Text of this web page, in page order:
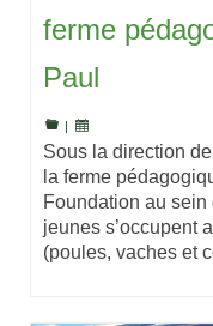
ferme
Paul
Sous la direction
la ferme
Foundation au sein
jeunes s’occupent
(poules, vaches et